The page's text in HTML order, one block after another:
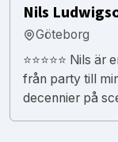
Nils
Göteborg
⭐⭐⭐⭐⭐ Nils
från party till
decennier på